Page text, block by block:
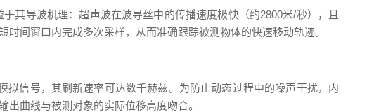
其导波机理：超声波在波导丝中的传播速度极快（约2800米/秒），且
间窗口内完成多次采样，从而准确跟踪被测物体的快速移动轨迹。
拟信号，其刷新速率可达数千赫兹。为防止动态过程中的噪声干扰，内
曲线与被测对象的实际位移高度吻合。